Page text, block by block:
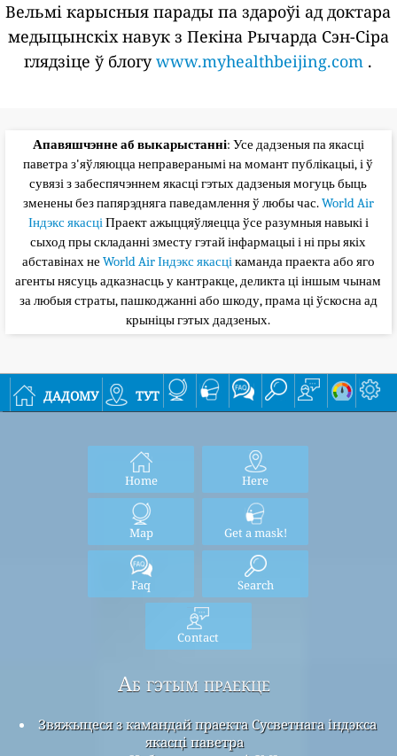
Вельмі карысныя парады па здароўі ад доктара
медыцынскіх навук з Пекіна Рычарда Сэн-Сіра
глядзіце ў блогуwww.myhealthbeijing.com .
Апавяшчэнне аб выкарыстанні: Усе дадзеныя па якасці
паветра з'яўляюцца неправеранымі на момант публікацыі, і ў
сувязі з забеспячэннем якасці гэтых дадзеныя могуць быць
зменены без папярэдняга паведамлення ў любы час.World Air
Індэкс якасціПраект ажыццяўляецца ўсе разумныя навыкі і
сыход пры складанні зместу гэтай інфармацыі і ні пры якіх
абставінах не World Air Індэкс якасцікаманда праекта або яго
агенты нясуць адказнасць у кантракце, деликта ці іншым чынам
за любыя страты, пашкоджанні або шкоду, прама ці ўскосна ад
крыніцы гэтых дадзеных.
дадому тут
Home Here
Map Get a mask!
Faq Search
Contact
Аб гэтым праекце
Звяжыцеся з камандай праекта Сусветнага індэкса
якасці паветра